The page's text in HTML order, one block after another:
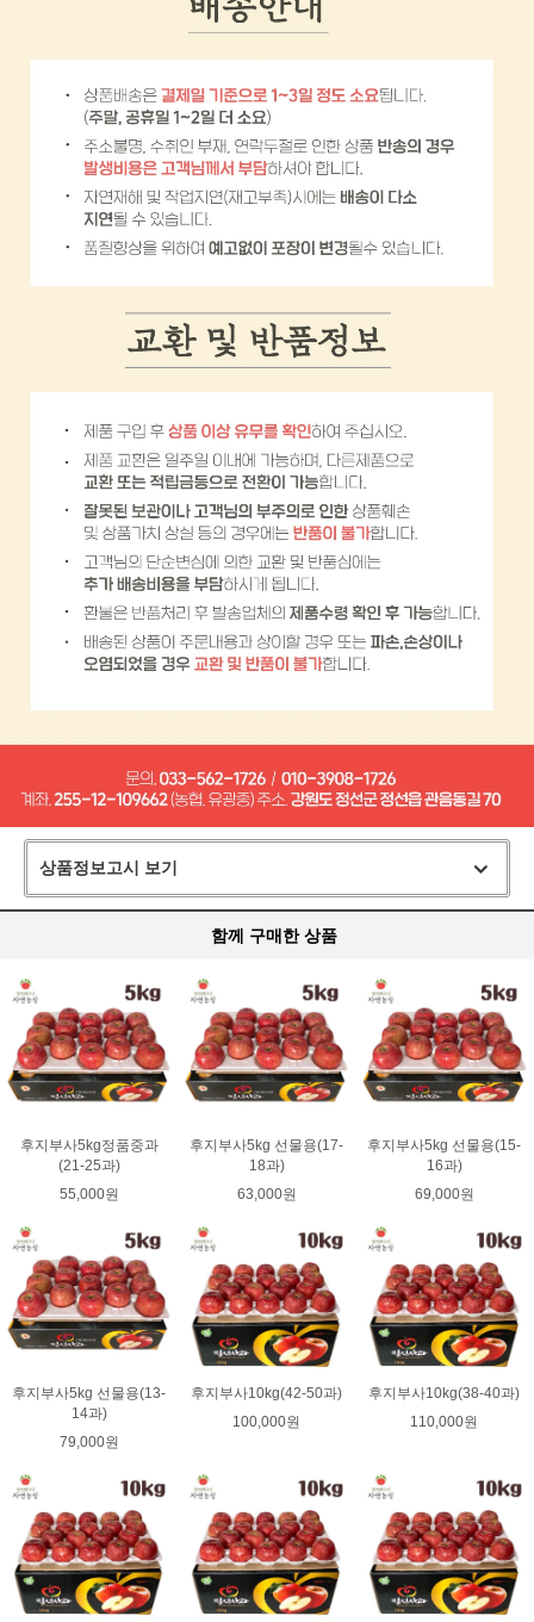
상품정보고시 보기
함께 구매한 상품
후지부사5kg정품중과
(21-25과)
55,000원
후지부사5kg 선물용(17-
18과)
63,000원
후지부사5kg 선물용(15-
16과)
69,000원
후지부사5kg 선물용(13-
14과)
79,000원
후지부사10kg(42-50과)
100,000원
후지부사10kg(38-40과)
110,000원